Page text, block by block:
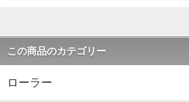
この商品のカテゴリー
ローラー